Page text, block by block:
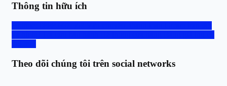
Thông tin hữu ích
Theo dõi chúng tôi trên social networks